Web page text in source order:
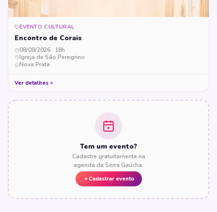
EVENTO CULTURAL
Encontro de Corais
08/08/2026 · 18h
Igreja de São Peregrino
Nova Prata
Ver detalhes
Tem um evento?
Cadastre gratuitamente na
agenda da Serra Gaúcha.
Cadastrar evento